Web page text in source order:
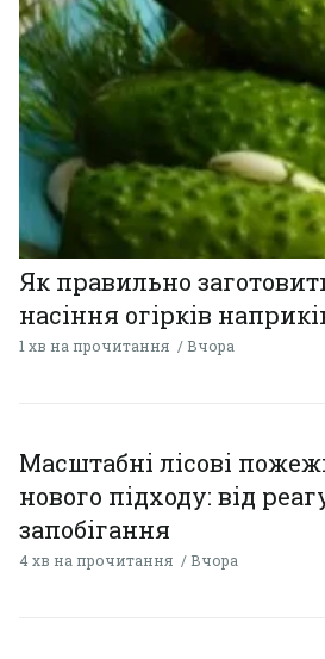
Як правильно
насіння огірків
1 хв на прочитання Вчора
Масштабні лісові
нового підходу: від
запобігання
4 хв на прочитання Вчора